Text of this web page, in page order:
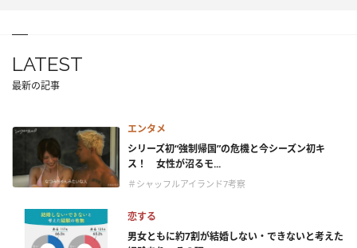
LATEST
最新の記事
エンタメ
シリーズ初“強制帰国”の危機と今シーズン初キ
ス！ 女性が沼るモ...
＃シャッフルアイランド7考察
恋する
男女ともに約7割が結婚しない・できないと考えた